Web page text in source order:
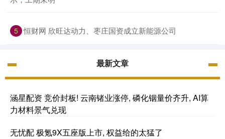
5 恒财网 欣旺达动力、枣庄国资成立新能源公司
最新文章
涵星配资 竞价封板! 云南锗业涨停, 磷化铟量价齐升, AI算
力材料景气兑现
无忧配 极氪9X五座版上市, 权益给的太猛了